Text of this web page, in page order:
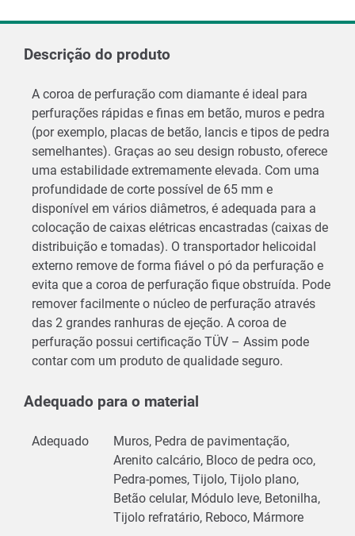
Descrição do produto
A coroa de perfuração com diamante é ideal para
perfurações rápidas e finas em betão, muros e pedra
(por exemplo, placas de betão, lancis e tipos de pedra
semelhantes). Graças ao seu design robusto, oferece
uma estabilidade extremamente elevada. Com uma
profundidade de corte possível de 65 mm e
disponível em vários diâmetros, é adequada para a
colocação de caixas elétricas encastradas (caixas de
distribuição e tomadas). O transportador helicoidal
externo remove de forma fiável o pó da perfuração e
evita que a coroa de perfuração fique obstruída. Pode
remover facilmente o núcleo de perfuração através
das 2 grandes ranhuras de ejeção. A coroa de
perfuração possui certificação TÜV – Assim pode
contar com um produto de qualidade seguro.
Adequado para o material
Adequado
Muros, Pedra de pavimentação,
Arenito calcário, Bloco de pedra oco,
Pedra-pomes, Tijolo, Tijolo plano,
Betão celular, Módulo leve, Betonilha,
Tijolo refratário, Reboco, Mármore